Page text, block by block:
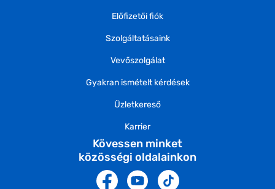
Előfizetői fiók
Szolgáltatásaink
Vevőszolgálat
Gyakran ismételt kérdések
Üzletkereső
Karrier
Kövessen minket
közösségi oldalainkon